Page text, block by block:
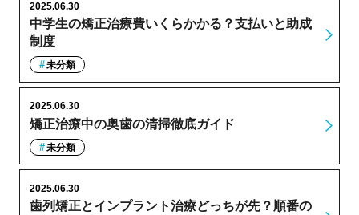
中学生の矯正治療費いくらかかる？支払いと助成
制度
2025.06.30
未分類
矯正治療中の奥歯の清掃徹底ガイド
2025.06.30
未分類
歯列矯正とインプラント治療どっちが先？順番の
2025.06.30